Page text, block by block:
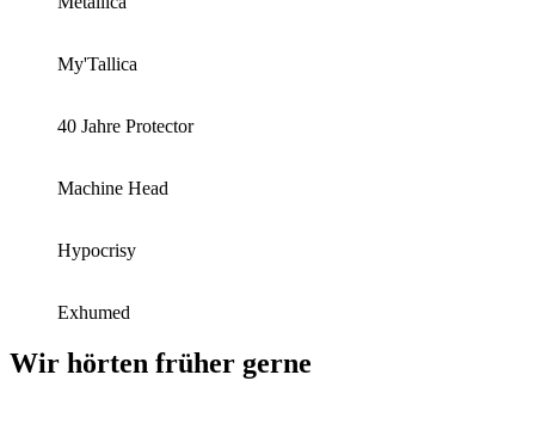
My'Tallica
40 Jahre Protector
Machine Head
Hypocrisy
Exhumed
Wir hörten früher gerne